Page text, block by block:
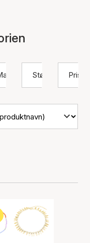
Størrelse Pris